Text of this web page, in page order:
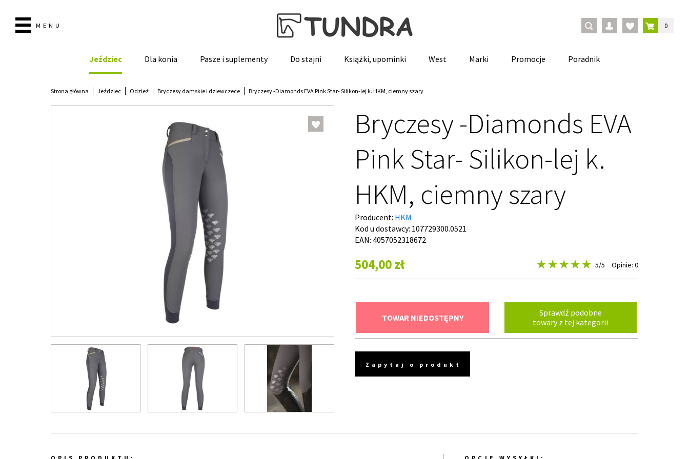
MENU 0
Jeździec Dla konia Pasze i suplementy Do stajni Książki, upominki West Marki Promocje Poradnik
Strona główna Jeździec Odzież Bryczesy damskie i dziewczęce Bryczesy -Diamonds EVA Pink Star- Silikon-lej k. HKM, ciemny szary
Bryczesy -Diamonds EVA
Pink Star- Silikon-lej k.
HKM, ciemny szary
Producent: HKM
Kod u dostawcy: 107729300.0521
EAN: 4057052318672
504,00 zł 5/5 Opinie: 0
TOWAR NIEDOSTĘPNY
Sprawdź podobne
towary z tej kategorii
Zapytaj o produkt